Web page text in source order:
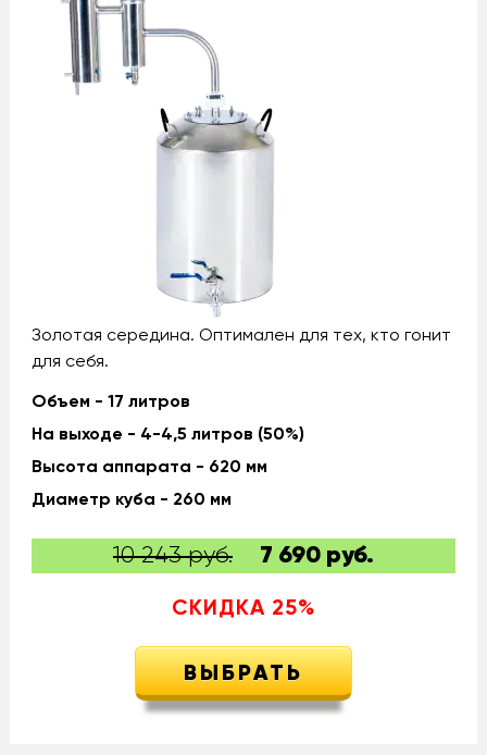
Золотая середина. Оптимален для тех, кто гонит
для себя.
Объем - 17 литров
На выходе - 4-4,5 литров (50%)
Высота аппарата - 620 мм
Диаметр куба - 260 мм
10 243 руб. 7 690руб.
СКИДКА 25%
ВЫБРАТЬ